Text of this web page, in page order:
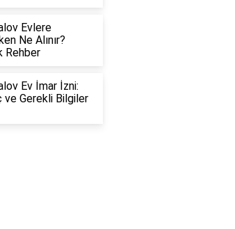
Evlere
Ne Alınır?
Rehber
Ev İmar İzni:
ve Gerekli Bilgiler